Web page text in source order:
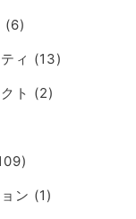
(6)
ィ (13)
ト (2)
ン (1)